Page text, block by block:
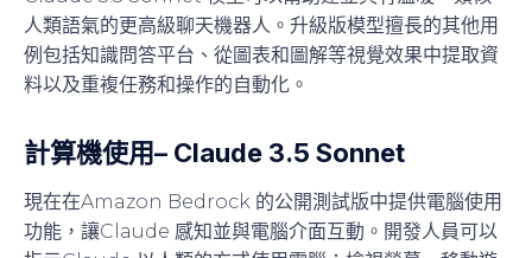
人類語氣的更高級聊天機器人。升級版模型擅長的其他用
例包括知識問答平台、從圖表和圖解等視覺效果中提取資
料以及重複任務和操作的自動化。
計算機使用– Claude 3.5 Sonnet
現在在Amazon Bedrock 的公開測試版中提供電腦使用
功能，讓Claude 感知並與電腦介面互動。開發人員可以